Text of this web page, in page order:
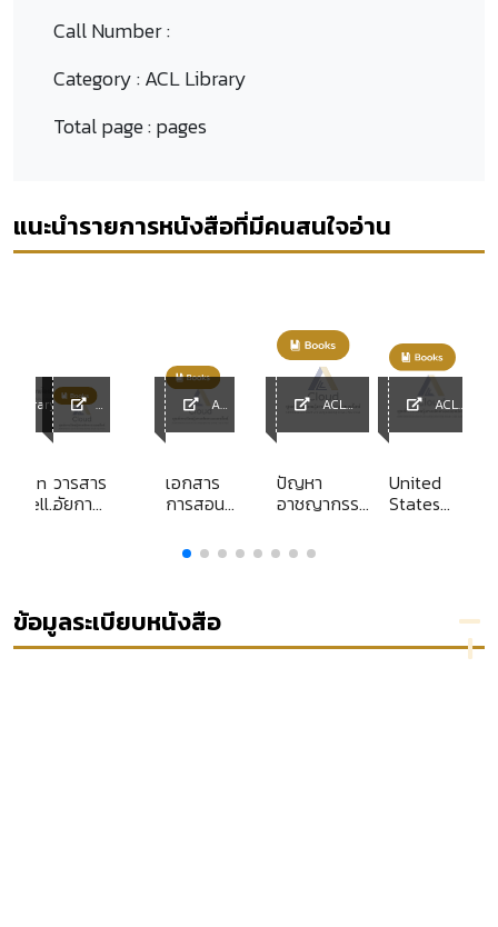
Call Number :
Category :ACL Library
Total page :pages
แนะนำรายการหนังสือที่มีคนสนใจอ่าน
Library
วารสาร
อัยการ
เอกสาร
การสอน
กฎหมาย
ความ
อาญาและ
พยาน
ปัญหา
อาชญากรรม
นโยบายความ
มั่นคง
United
States
ข้อมูลระเบียบหนังสือ